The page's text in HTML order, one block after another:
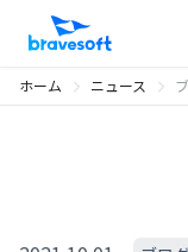
ホーム ニュース